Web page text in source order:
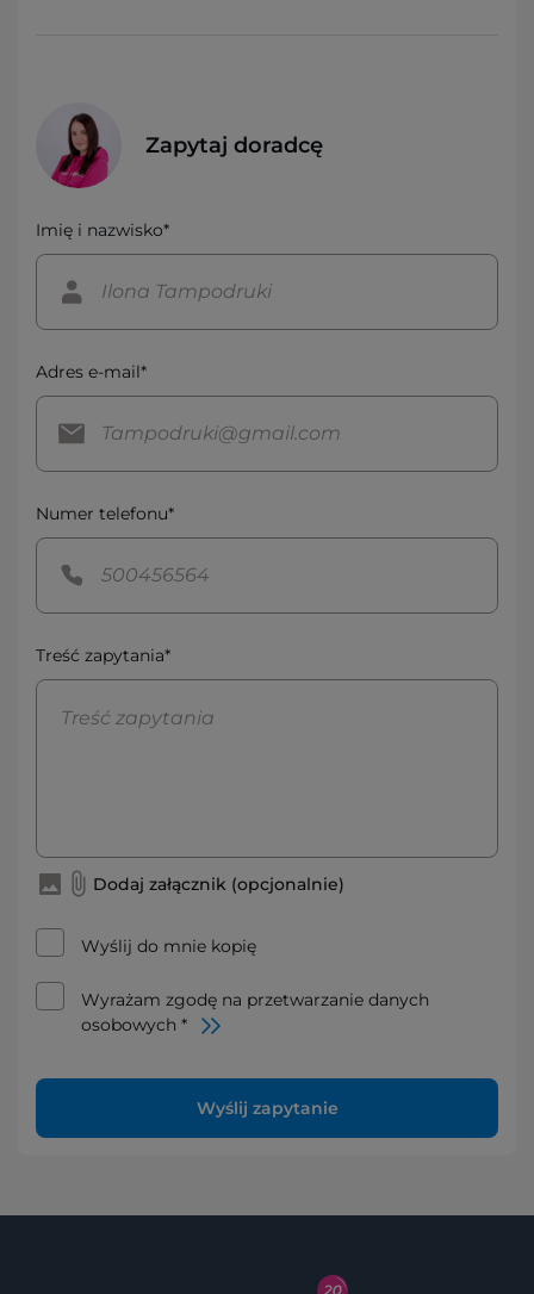
Zapytaj doradcę
Imię i nazwisko*
Adres e-mail*
Numer telefonu*
Treść zapytania*
Dodaj załącznik (opcjonalnie)
Wyślij do mnie kopię
Wyrażam zgodę na przetwarzanie danych
osobowych *
Wyślij zapytanie